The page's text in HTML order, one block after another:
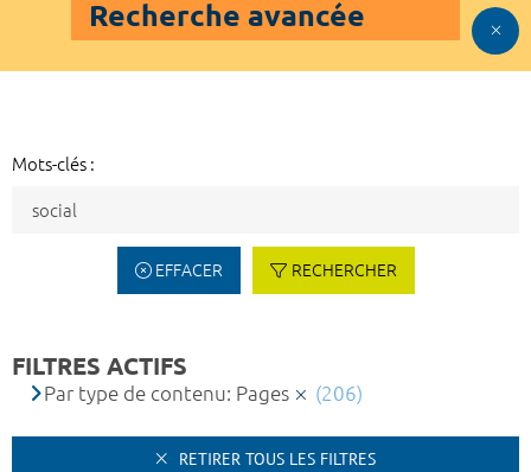
Recherche avancée
Mots-clés :
EFFACER RECHERCHER
FILTRES ACTIFS
Par type de contenu: Pages (206)
RETIRER TOUS LES FILTRES